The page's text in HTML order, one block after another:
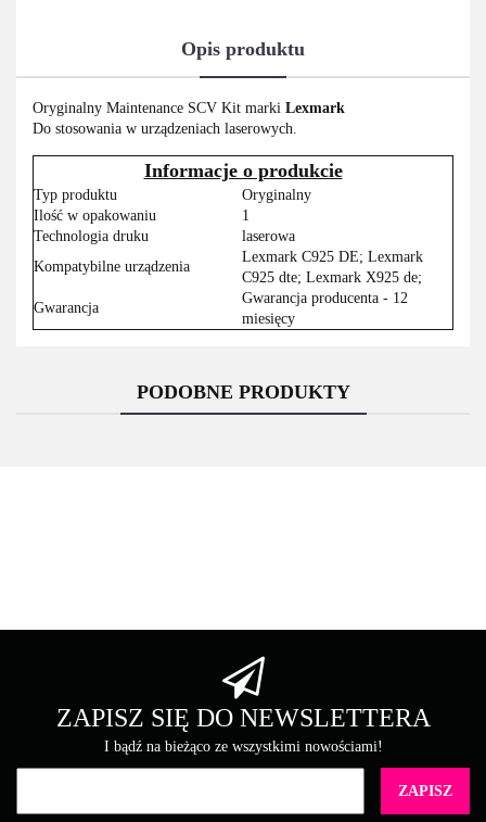
Opis produktu
Oryginalny Maintenance SCV Kit marki Lexmark
Do stosowania w urządzeniach laserowych.
Informacje o produkcie
Typ produktu
Oryginalny
Ilość w opakowaniu
1
Technologia druku
laserowa
Kompatybilne urządzenia
Lexmark C925 DE; Lexmark
C925 dte; Lexmark X925 de;
Gwarancja
Gwarancja producenta - 12
miesięcy
PODOBNE PRODUKTY
Brother
ZAPISZ SIĘ DO NEWSLETTERA
I bądź na bieżąco ze wszystkimi nowościami!